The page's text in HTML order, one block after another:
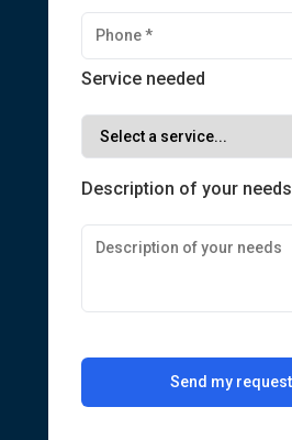
Service needed
Description of your needs